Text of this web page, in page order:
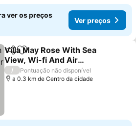
ver os preços
Ver preços
PartilharAdicionar aos favoritos
Villa May Rose With Sea
View, Wi-fi And Air
Conditioning
/
Pontuação não disponível
a 0.3 km de Centro da cidade